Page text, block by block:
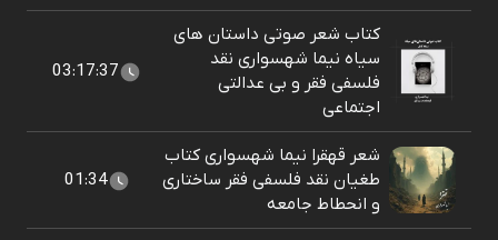
کتاب شعر صوتی داستان های
سیاه نیما شهسواری نقد
فلسفی فقر و بی عدالتی
اجتماعی
03:17:37
شعر قهقرا نیما شهسواری کتاب
طغیان نقد فلسفی فقر ساختاری
و انحطاط جامعه
01:34